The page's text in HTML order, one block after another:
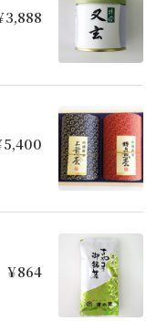
¥3,888
¥5,400
¥864